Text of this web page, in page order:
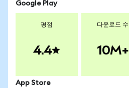
Google Play
평점
4.4
다운로드 수
10M+
App Store